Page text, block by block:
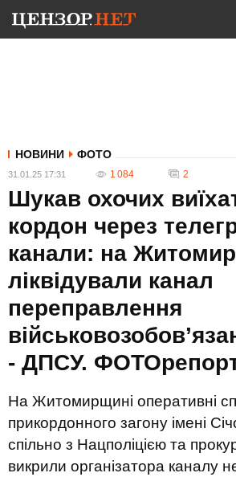
НОВИНИ ФОТО
31.01.25 17:31 1 084 2
Шукав охочих
кордон через
канали: на
ліквідували канал
переправлення
- ДПСУ.
На Житомирщині оперативні
прикордонного загону імені
спільно з Нацполіцією та
викрили організатора каналу